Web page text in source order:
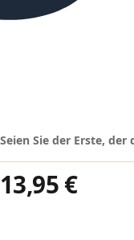
Seien Sie der Erste,
13,95 €